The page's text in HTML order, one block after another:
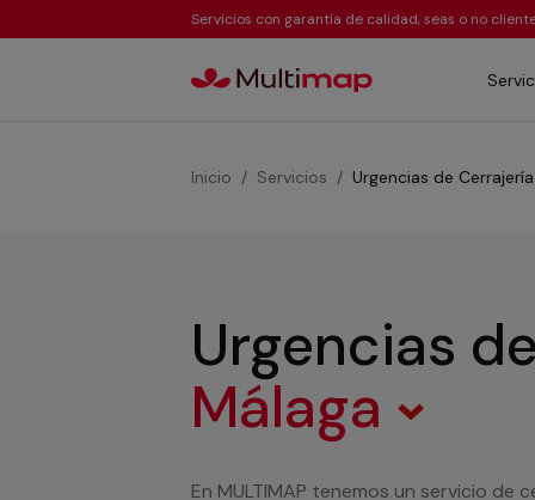
Servicios con garantía de calidad, seas o no cliente
Inicio Servicios Urgencias de Cerrajería
Urgencias
Málaga
En MULTIMAP tenemos un servicio de